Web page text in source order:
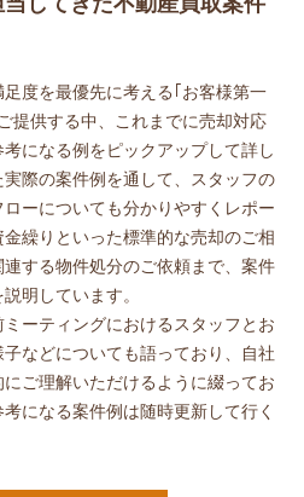
度を最優先に考える｢お客様第一
提供する中、これまでに売却対応
になる例をピックアップして詳し
際の案件例を通して、スタッフの
ーについても分かりやすくレポー
繰りといった標準的な売却のご相
する物件処分のご依頼まで、案件
明しています。
ーティングにおけるスタッフとお
などについても語っており、自社
ご理解いただけるように綴ってお
になる案件例は随時更新して行く